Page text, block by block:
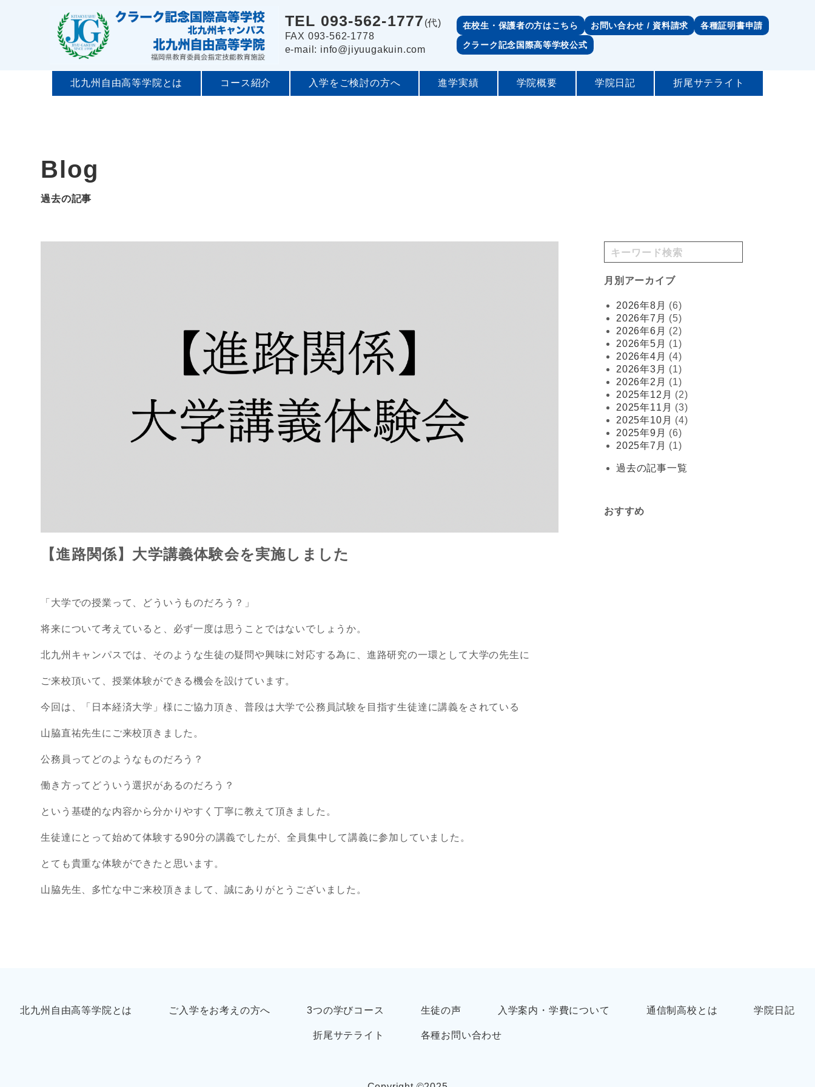
TEL 093-562-1777 (代)
FAX 093-562-1778
e-mail: info@jiyuugakuin.com
在校生・保護者の方はこちら お問い合わせ / 資料請求
各種証明書申請
クラーク記念国際高等学校公式
北九州自由高等学院とは コース紹介 入学をご検討の方へ 進学実績 学院概要 学院日記 折尾サテライト
Blog
過去の記事
【進路関係】大学講義体験会を実施しました
「大学での授業って、どういうものだろう？」
将来について考えていると、必ず一度は思うことではないでしょうか。
北九州キャンパスでは、そのような生徒の疑問や興味に対応する為に、進路研究の一環として大学の先生に
ご来校頂いて、授業体験ができる機会を設けています。
今回は、「日本経済大学」様にご協力頂き、普段は大学で公務員試験を目指す生徒達に講義をされている
山脇直祐先生にご来校頂きました。
公務員ってどのようなものだろう？
働き方ってどういう選択があるのだろう？
という基礎的な内容から分かりやすく丁寧に教えて頂きました。
生徒達にとって始めて体験する90分の講義でしたが、全員集中して講義に参加していました。
とても貴重な体験ができたと思います。
山脇先生、多忙な中ご来校頂きまして、誠にありがとうございました。
月別アーカイブ
2026年8月 (6)
2026年7月 (5)
2026年6月 (2)
2026年5月 (1)
2026年4月 (4)
2026年3月 (1)
2026年2月 (1)
2025年12月 (2)
2025年11月 (3)
2025年10月 (4)
2025年9月 (6)
2025年7月 (1)
過去の記事一覧
おすすめ
北九州自由高等学院とは ご入学をお考えの方へ 3つの学びコース 生徒の声 入学案内・学費について 通信制高校とは 学院日記
折尾サテライト 各種お問い合わせ